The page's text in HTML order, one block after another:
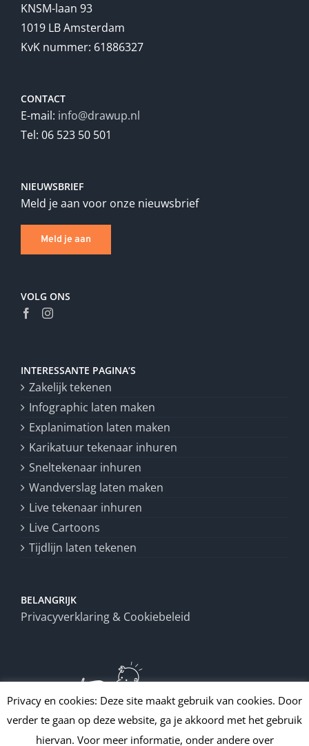
KNSM-laan 93
1019 LB Amsterdam
KvK nummer: 61886327
CONTACT
E-mail: info@drawup.nl
Tel: 06 523 50 501
NIEUWSBRIEF
Meld je aan voor onze nieuwsbrief
Meld je aan
VOLG ONS
INTERESSANTE PAGINA’S
Zakelijk tekenen
Infographic laten maken
Explanimation laten maken
Karikatuur tekenaar inhuren
Sneltekenaar inhuren
Wandverslag laten maken
Live tekenaar inhuren
Live Cartoons
Tijdlijn laten tekenen
BELANGRIJK
Privacyverklaring & Cookiebeleid
Privacy en cookies: Deze site maakt gebruik van cookies. Door
verder te gaan op deze website, ga je akkoord met het gebruik
hiervan. Voor meer informatie, onder andere over